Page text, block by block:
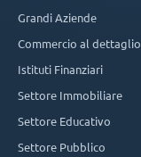
Grandi Aziende
Commercio al dettaglio
Istituti Finanziari
Settore Immobiliare
Settore Educativo
Settore Pubblico